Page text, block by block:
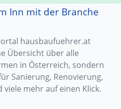
Inn mit der Branche
hausbaufuehrer.at
Übersicht über alle
in Österreich, sondern
Sanierung, Renovierung,
mehr auf einen Klick.